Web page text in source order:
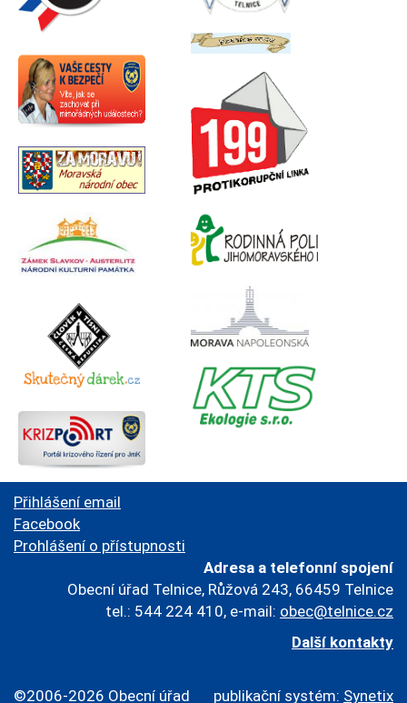
Přihlášení email
Facebook
Prohlášení o přístupnosti
Adresa a telefonní spojení
Obecní úřad Telnice, Růžová 243, 66459 Telnice
tel.: 544 224 410, e-mail: obec@telnice.cz
Další kontakty
publikační systém: Synetix
©2006-2026 Obecní úřad